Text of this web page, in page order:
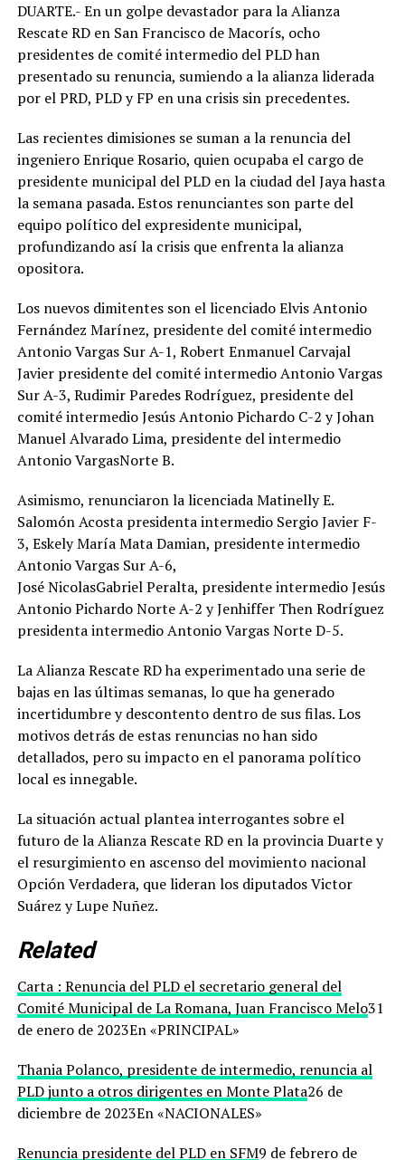
DUARTE.- En un golpe devastador para la Alianza
Rescate RD en San Francisco de Macorís, ocho
presidentes de comité intermedio del PLD han
presentado su renuncia, sumiendo a la alianza liderada
por el PRD, PLD y FP en una crisis sin precedentes.
Las recientes dimisiones se suman a la renuncia del
ingeniero Enrique Rosario, quien ocupaba el cargo de
presidente municipal del PLD en la ciudad del Jaya hasta
la semana pasada. Estos renunciantes son parte del
equipo político del expresidente municipal,
profundizando así la crisis que enfrenta la alianza
opositora.
Los nuevos dimitentes son el licenciado Elvis Antonio
Fernández Marínez, presidente del comité intermedio
Antonio Vargas Sur A-1, Robert Enmanuel Carvajal
Javier presidente del comité intermedio Antonio Vargas
Sur A-3, Rudimir Paredes Rodríguez, presidente del
comité intermedio Jesús Antonio Pichardo C-2 y Johan
Manuel Alvarado Lima, presidente del intermedio
Antonio VargasNorte B.
Asimismo, renunciaron la licenciada Matinelly E.
Salomón Acosta presidenta intermedio Sergio Javier F-
3, Eskely María Mata Damian, presidente intermedio
Antonio Vargas Sur A-6,
José NicolasGabriel Peralta, presidente intermedio Jesús
Antonio Pichardo Norte A-2 y Jenhiffer Then Rodríguez
presidenta intermedio Antonio Vargas Norte D-5.
La Alianza Rescate RD ha experimentado una serie de
bajas en las últimas semanas, lo que ha generado
incertidumbre y descontento dentro de sus filas. Los
motivos detrás de estas renuncias no han sido
detallados, pero su impacto en el panorama político
local es innegable.
La situación actual plantea interrogantes sobre el
futuro de la Alianza Rescate RD en la provincia Duarte y
el resurgimiento en ascenso del movimiento nacional
Opción Verdadera, que lideran los diputados Victor
Suárez y Lupe Nuñez.
Related
Carta : Renuncia del PLD el secretario general del
Comité Municipal de La Romana, Juan Francisco Melo31
de enero de 2023En «PRINCIPAL»
Thania Polanco, presidente de intermedio, renuncia al
PLD junto a otros dirigentes en Monte Plata26 de
diciembre de 2023En «NACIONALES»
Renuncia presidente del PLD en SFM9 de febrero de